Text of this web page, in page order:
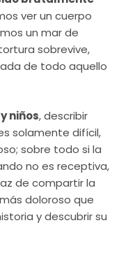
ver un cuerpo
un mar de
sobrevive,
de todo aquello
niños, describir
solamente difícil,
sobre todo si la
no es receptiva,
de compartir la
doloroso que
y descubrir su